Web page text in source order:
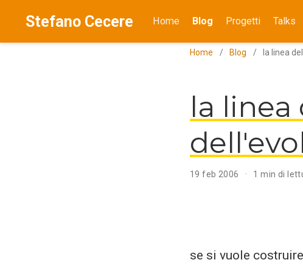
Stefano Cecere Home Blog Progetti Talks
Home Blog la linea
la
19 feb 2006 1 min di
se si vuole